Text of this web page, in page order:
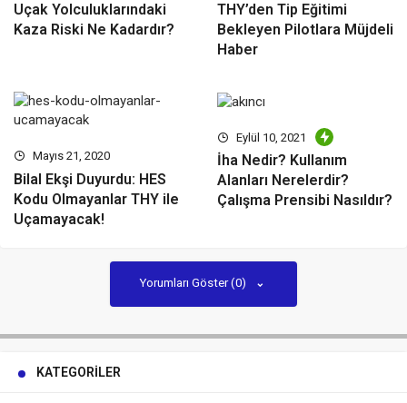
Uçak Yolculuklarındaki
Kaza Riski Ne Kadardır?
THY’den Tip Eğitimi
Bekleyen Pilotlara Müjdeli
Haber
Mayıs 21, 2020
Bilal Ekşi Duyurdu: HES
Kodu Olmayanlar THY ile
Uçamayacak!
Eylül 10, 2021
İha Nedir? Kullanım
Alanları Nerelerdir?
Çalışma Prensibi Nasıldır?
Yorumları Göster (0)
KATEGORILER